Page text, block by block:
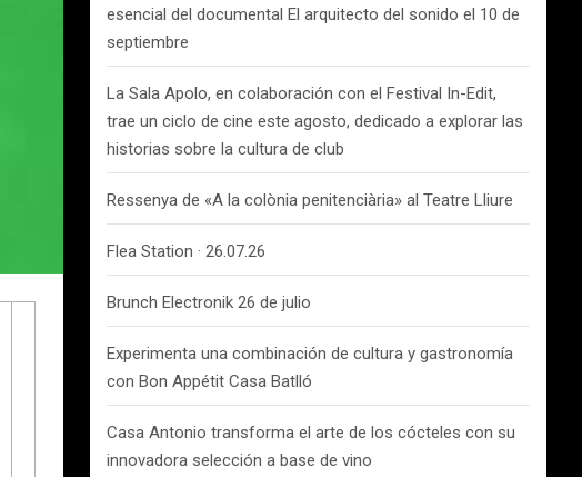
esencial del documental El arquitecto del sonido el 10 de
septiembre
La Sala Apolo, en colaboración con el Festival In-Edit,
trae un ciclo de cine este agosto, dedicado a explorar las
historias sobre la cultura de club
Ressenya de «A la colònia penitenciària» al Teatre Lliure
Flea Station · 26.07.26
Brunch Electronik 26 de julio
Experimenta una combinación de cultura y gastronomía
con Bon Appétit Casa Batlló
Casa Antonio transforma el arte de los cócteles con su
innovadora selección a base de vino